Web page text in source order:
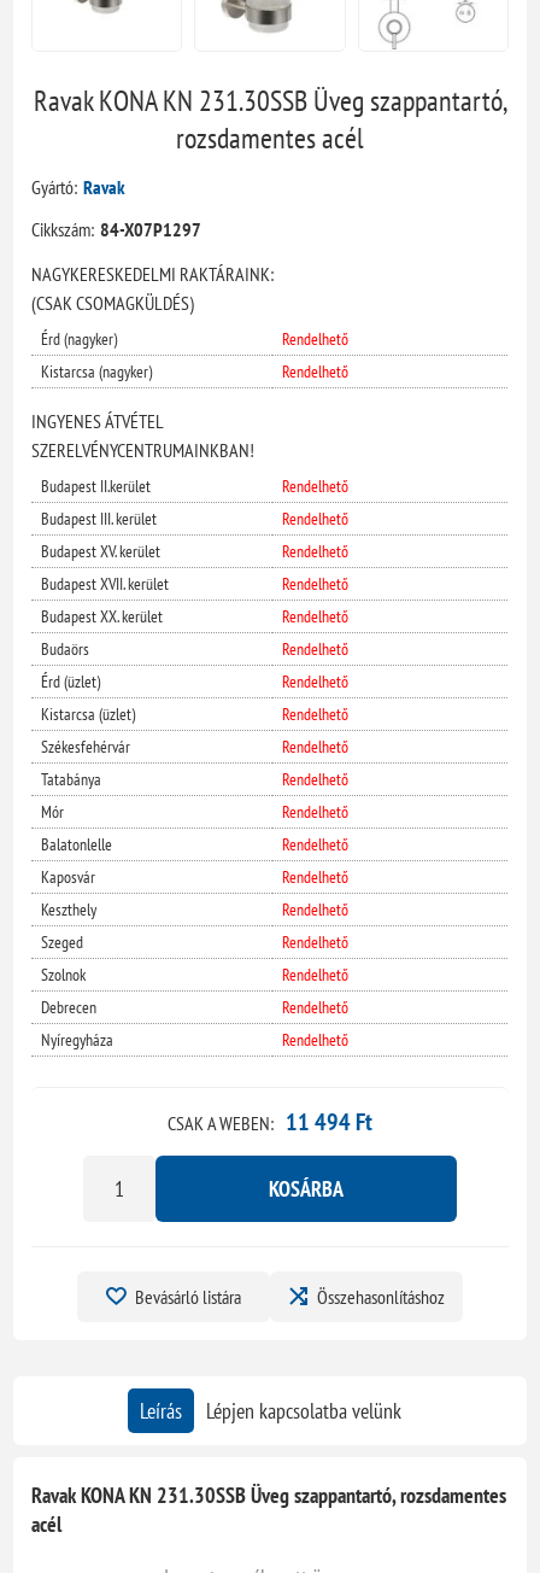
Ravak KONA KN 231.30SSB Üveg szappantartó,
rozsdamentes acél
Gyártó: Ravak
Cikkszám: 84-X07P1297
NAGYKERESKEDELMI RAKTÁRAINK:
(CSAK CSOMAGKÜLDÉS)
Érd (nagyker)
Rendelhető
Kistarcsa (nagyker)
Rendelhető
INGYENES ÁTVÉTEL
SZERELVÉNYCENTRUMAINKBAN!
Budapest II.kerület
Rendelhető
Budapest III. kerület
Rendelhető
Budapest XV. kerület
Rendelhető
Budapest XVII. kerület
Rendelhető
Budapest XX. kerület
Rendelhető
Budaörs
Rendelhető
Érd (üzlet)
Rendelhető
Kistarcsa (üzlet)
Rendelhető
Székesfehérvár
Rendelhető
Tatabánya
Rendelhető
Mór
Rendelhető
Balatonlelle
Rendelhető
Kaposvár
Rendelhető
Keszthely
Rendelhető
Szeged
Rendelhető
Szolnok
Rendelhető
Debrecen
Rendelhető
Nyíregyháza
Rendelhető
CSAK A WEBEN: 11 494 Ft
KOSÁRBA
Bevásárló listára Összehasonlításhoz
Leírás Lépjen kapcsolatba velünk
Ravak KONA KN 231.30SSB Üveg szappantartó, rozsdamentes
acél